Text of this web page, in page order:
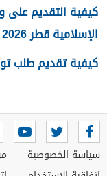
كيفية التقديم على
الإسلامية قطر 2026
كيفية تقديم طلب
سياسة الخصوصية